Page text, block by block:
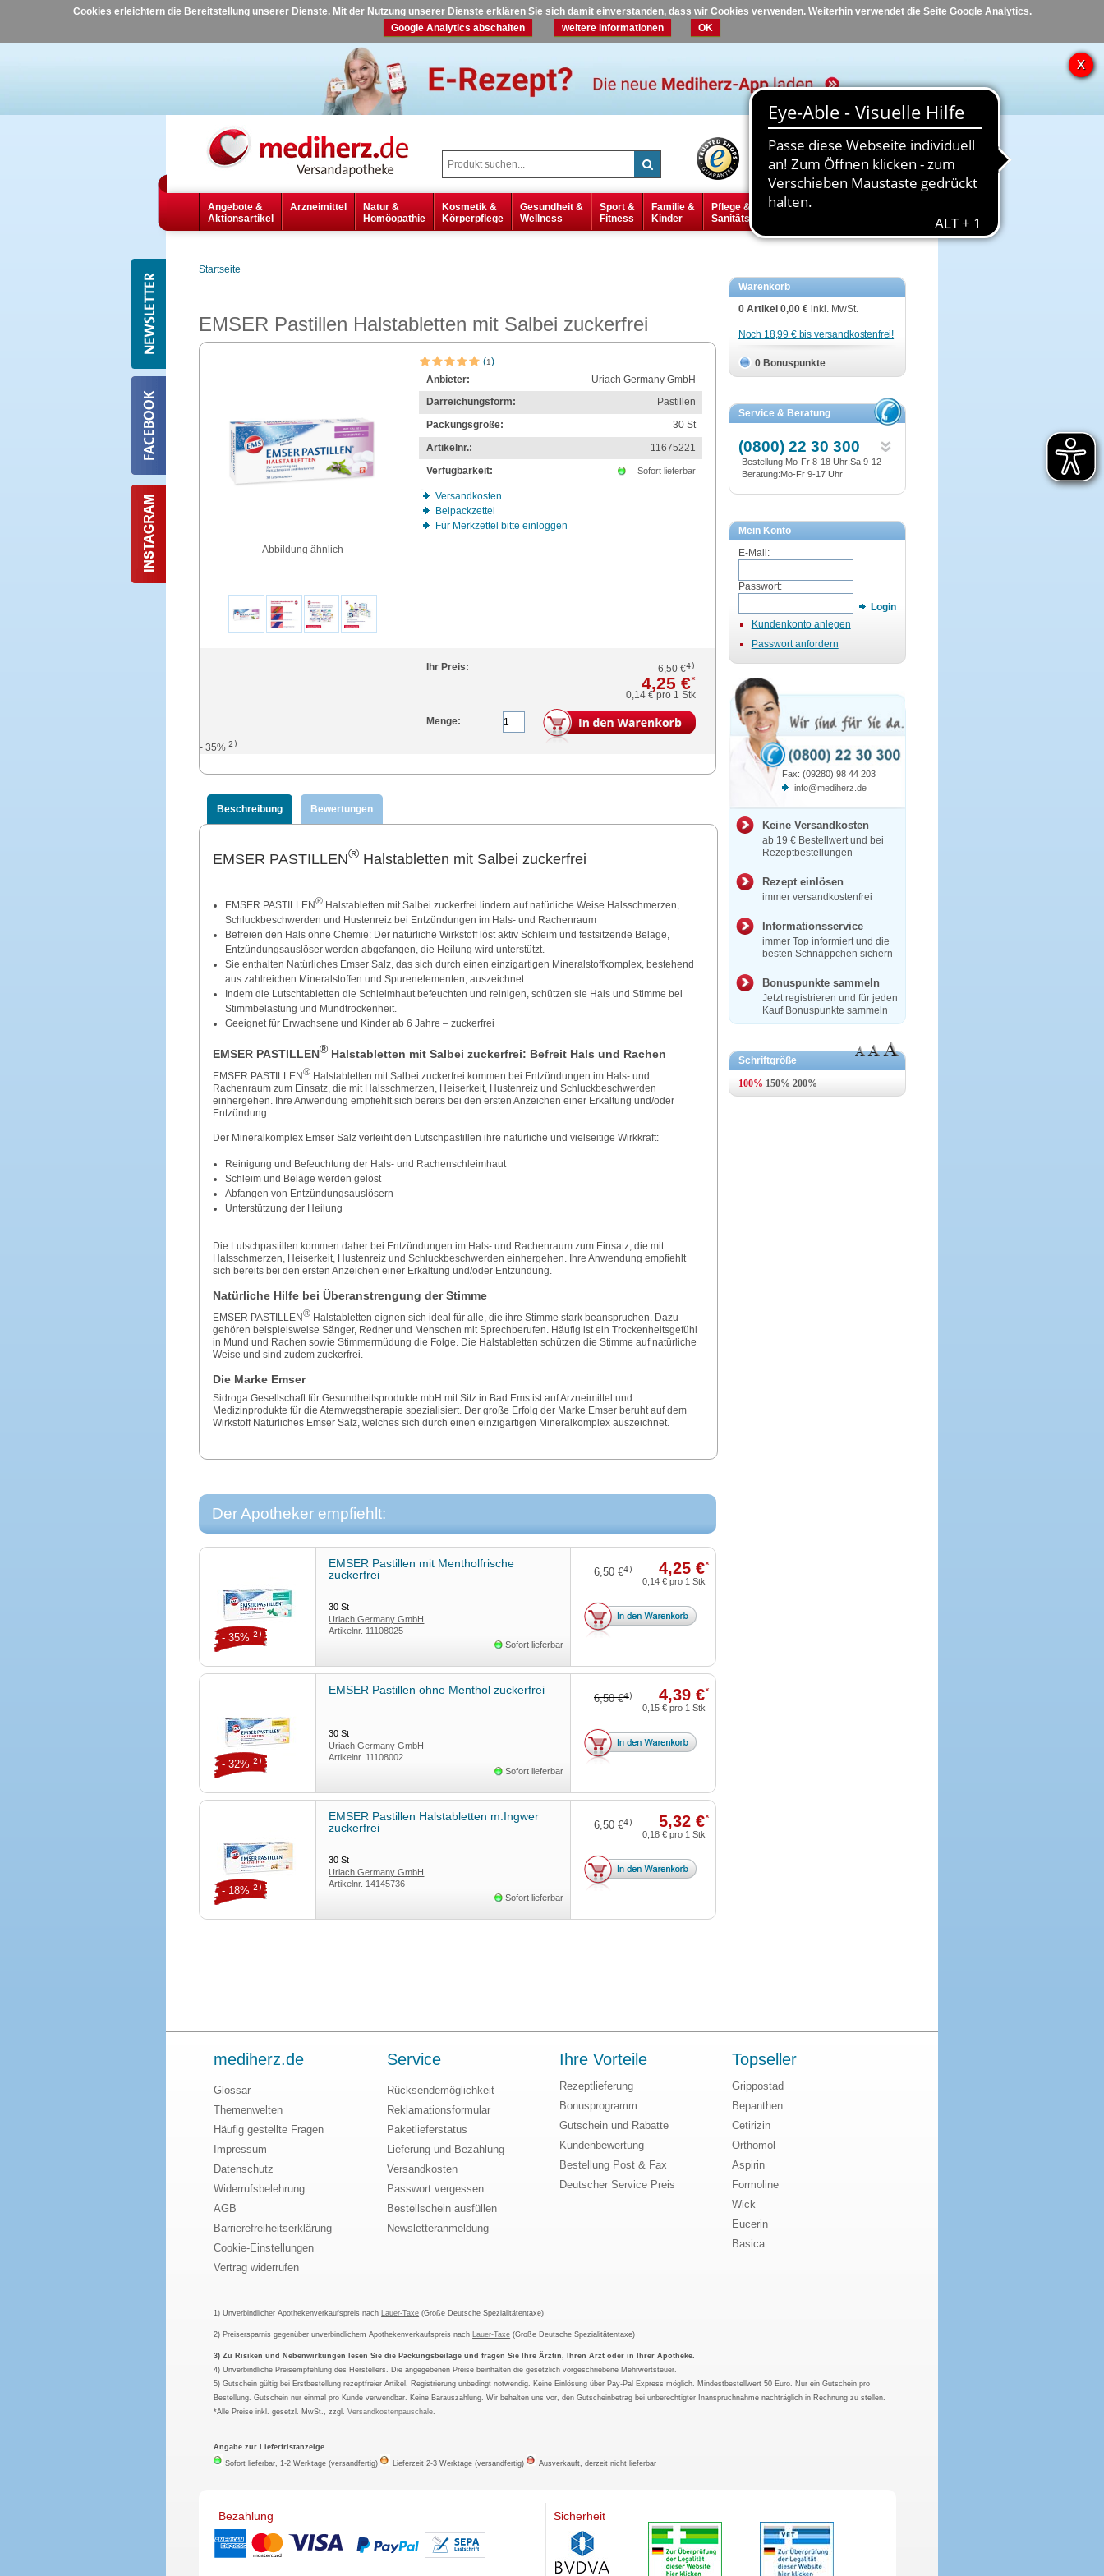
Cookies erleichtern die Bereitstellung unserer Dienste. Mit der Nutzung unserer Dienste erklären Sie sich damit einverstanden, dass wir Cookies verwenden. Weiterhin verwendet die Seite Google Analytics.
Google Analytics abschalten
weitere Informationen OK
Hilfe Kontakt
Angebote &
Aktionsartikel
Arzneimittel
Natur &
Homöopathie
Kosmetik &
Körperpflege
Gesundheit &
Wellness
Sport &
Fitness
Familie &
Kinder
Pflege &
Sanitätsbedarf
Diabetes
Startseite
EMSER Pastillen Halstabletten mit Salbei zuckerfrei
Abbildung ähnlich
(1)
Anbieter:
Uriach Germany GmbH
Darreichungsform:
Pastillen
Packungsgröße:
30 St
Artikelnr.:
11675221
Verfügbarkeit:
Sofort lieferbar
Versandkosten
Beipackzettel
Für Merkzettel bitte einloggen
Ihr Preis: 6,50 €4)
4,25 €*
0,14 €pro 1 Stk
Menge:
- 35% 2)
Beschreibung Bewertungen
EMSER PASTILLEN®Halstabletten mit Salbei zuckerfrei
EMSER PASTILLEN®Halstabletten mit Salbei zuckerfrei lindern auf natürliche Weise Halsschmerzen,
Schluckbeschwerden und Hustenreiz bei Entzündungen im Hals- und Rachenraum
Befreien den Hals ohne Chemie: Der natürliche Wirkstoff löst aktiv Schleim und festsitzende Beläge,
Entzündungsauslöser werden abgefangen, die Heilung wird unterstützt.
Sie enthalten Natürliches Emser Salz, das sich durch einen einzigartigen Mineralstoffkomplex, bestehend
aus zahlreichen Mineralstoffen und Spurenelementen, auszeichnet.
Indem die Lutschtabletten die Schleimhaut befeuchten und reinigen, schützen sie Hals und Stimme bei
Stimmbelastung und Mundtrockenheit.
Geeignet für Erwachsene und Kinder ab 6 Jahre – zuckerfrei
EMSER PASTILLEN®Halstabletten mit Salbei zuckerfrei: Befreit Hals und Rachen
EMSER PASTILLEN®Halstabletten mit Salbei zuckerfrei kommen bei Entzündungen im Hals- und
Rachenraum zum Einsatz, die mit Halsschmerzen, Heiserkeit, Hustenreiz und Schluckbeschwerden
einhergehen. Ihre Anwendung empfiehlt sich bereits bei den ersten Anzeichen einer Erkältung und/oder
Entzündung.
Der Mineralkomplex Emser Salz verleiht den Lutschpastillen ihre natürliche und vielseitige Wirkkraft:
Reinigung und Befeuchtung der Hals- und Rachenschleimhaut
Schleim und Beläge werden gelöst
Abfangen von Entzündungsauslösern
Unterstützung der Heilung
Die Lutschpastillen kommen daher bei Entzündungen im Hals- und Rachenraum zum Einsatz, die mit
Halsschmerzen, Heiserkeit, Hustenreiz und Schluckbeschwerden einhergehen. Ihre Anwendung empfiehlt
sich bereits bei den ersten Anzeichen einer Erkältung und/oder Entzündung.
Natürliche Hilfe bei Überanstrengung der Stimme
EMSER PASTILLEN®Halstabletten eignen sich ideal für alle, die ihre Stimme stark beanspruchen. Dazu
gehören beispielsweise Sänger, Redner und Menschen mit Sprechberufen. Häufig ist ein Trockenheitsgefühl
in Mund und Rachen sowie Stimmermüdung die Folge. Die Halstabletten schützen die Stimme auf natürliche
Weise und sind zudem zuckerfrei.
Die Marke Emser
Sidroga Gesellschaft für Gesundheitsprodukte mbH mit Sitz in Bad Ems ist auf Arzneimittel und
Medizinprodukte für die Atemwegstherapie spezialisiert. Der große Erfolg der Marke Emser beruht auf dem
Wirkstoff Natürliches Emser Salz, welches sich durch einen einzigartigen Mineralkomplex auszeichnet.
Der Apotheker empfiehlt:
EMSER Pastillen mit Mentholfrische
zuckerfrei
30St
Uriach Germany GmbH
Artikelnr. 11108025
Sofort lieferbar
6,50 €4) 4,25 €*
- 35% 2)
0,14 € pro 1 Stk
EMSER Pastillen ohne Menthol zuckerfrei
30St
Uriach Germany GmbH
Artikelnr. 11108002
Sofort lieferbar
6,50 €4) 4,39 €*
- 32% 2)
0,15 € pro 1 Stk
EMSER Pastillen Halstabletten m.Ingwer
zuckerfrei
30St
Uriach Germany GmbH
Artikelnr. 14145736
Sofort lieferbar
6,50 €4) 5,32 €*
- 18% 2)
0,18 € pro 1 Stk
Warenkorb
0 Artikel 0,00 € inkl. MwSt.
Noch 18,99 € bis versandkostenfrei!
0 Bonuspunkte
Service & Beratung
(0800) 22 30 300
Bestellung:Mo-Fr 8-18 Uhr;Sa 9-12
Beratung:Mo-Fr 9-17 Uhr
Mein Konto
E-Mail:
Passwort:
Login
Kundenkonto anlegen
Passwort anfordern
Fax: (09280) 98 44 203
info@mediherz.de
Keine Versandkosten
ab 19 € Bestellwert und bei
Rezeptbestellungen
Rezept einlösen
immer versandkostenfrei
Informationsservice
immer Top informiert und die
besten Schnäppchen sichern
Bonuspunkte sammeln
Jetzt registrieren und für jeden
Kauf Bonuspunkte sammeln
Schriftgröße
mediherz.de
Glossar
Themenwelten
Häufig gestellte Fragen
Impressum
Datenschutz
Widerrufsbelehrung
AGB
Barrierefreiheitserklärung
Cookie-Einstellungen
Vertrag widerrufen
Service
Rücksendemöglichkeit
Reklamationsformular
Paketlieferstatus
Lieferung und Bezahlung
Versandkosten
Passwort vergessen
Bestellschein ausfüllen
Newsletteranmeldung
Ihre Vorteile
Rezeptlieferung
Bonusprogramm
Gutschein und Rabatte
Kundenbewertung
Bestellung Post & Fax
Deutscher Service Preis
Topseller
Grippostad
Bepanthen
Cetirizin
Orthomol
Aspirin
Formoline
Wick
Eucerin
Basica
1) Unverbindlicher Apothekenverkaufspreis nach Lauer-Taxe (Große Deutsche Spezialitätentaxe)
2) Preisersparnis gegenüber unverbindlichem Apothekenverkaufspreis nach Lauer-Taxe (Große Deutsche Spezialitätentaxe)
3) Zu Risiken und Nebenwirkungen lesen Sie die Packungsbeilage und fragen Sie Ihre Ärztin, Ihren Arzt oder in Ihrer Apotheke.
4) Unverbindliche Preisempfehlung des Herstellers. Die angegebenen Preise beinhalten die gesetzlich vorgeschriebene Mehrwertsteuer.
5) Gutschein gültig bei Erstbestellung rezeptfreier Artikel. Registrierung unbedingt notwendig. Keine Einlösung über Pay-Pal Express möglich. Mindestbestellwert 50 Euro. Nur ein Gutschein pro
Bestellung. Gutschein nur einmal pro Kunde verwendbar. Keine Barauszahlung. Wir behalten uns vor, den Gutscheinbetrag bei unberechtigter Inanspruchnahme nachträglich in Rechnung zu stellen.
*Alle Preise inkl. gesetzl. MwSt., zzgl.Versandkostenpauschale
Angabe zur Lieferfristanzeige
Sofort lieferbar, 1-2 Werktage (versandfertig)
Lieferzeit 2-3 Werktage (versandfertig) Ausverkauft, derzeit nicht lieferbar
Bezahlung Sicherheit